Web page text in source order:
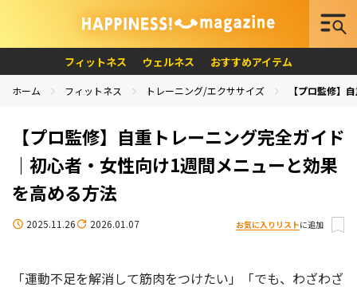
フィットネス ウェルネス おすすめアイテム
ホーム フィットネス トレーニング/エクササイズ 【プロ監修】
【プロ監修】自重トレーニング完全ガイド
｜初心者・女性向け1週間メニューと効果
を高める方法
2025.11.26 2026.01.07 お気に入りリストに追加
「運動不足を解消して筋肉をつけたい」「でも、わざわざ